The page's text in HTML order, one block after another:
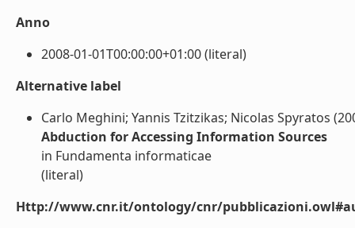
Anno
2008-01-01T00:00:00+01:00 (literal)
Alternative label
Carlo Meghini; Yannis Tzitzikas; Nicolas Spyratos
Abduction for Accessing Information Sources
in Fundamenta informaticae
(literal)
Http://www.cnr.it/ontology/cnr/